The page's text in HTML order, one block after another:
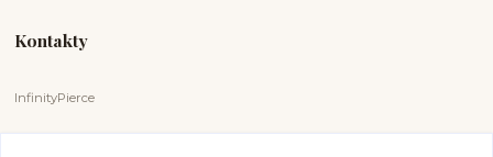
Kontakty
InfinityPierce